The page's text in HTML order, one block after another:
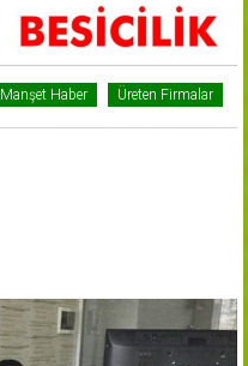
Manşet Haber Üreten Firmalar